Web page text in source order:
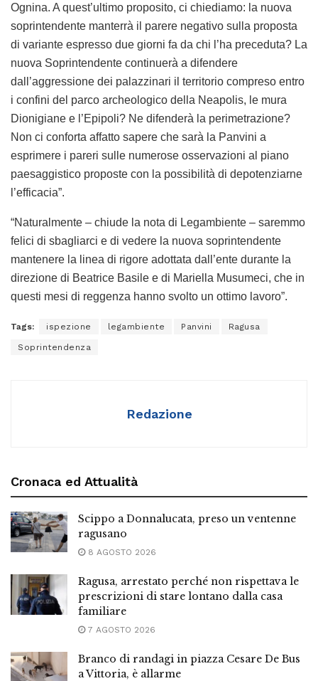
Ognina. A quest’ultimo proposito, ci chiediamo: la nuova
soprintendente manterrà il parere negativo sulla proposta
di variante espresso due giorni fa da chi l’ha preceduta? La
nuova Soprintendente continuerà a difendere
dall’aggressione dei palazzinari il territorio compreso entro
i confini del parco archeologico della Neapolis, le mura
Dionigiane e l’Epipoli? Ne difenderà la perimetrazione?
Non ci conforta affatto sapere che sarà la Panvini a
esprimere i pareri sulle numerose osservazioni al piano
paesaggistico proposte con la possibilità di depotenziarne
l’efficacia”.
“Naturalmente – chiude la nota di Legambiente – saremmo
felici di sbagliarci e di vedere la nuova soprintendente
mantenere la linea di rigore adottata dall’ente durante la
direzione di Beatrice Basile e di Mariella Musumeci, che in
questi mesi di reggenza hanno svolto un ottimo lavoro”.
Tags: ispezione legambiente Panvini Ragusa
Soprintendenza
Redazione
Cronaca ed Attualità
Scippo a Donnalucata, preso un ventenne
ragusano
8 AGOSTO 2026
Ragusa, arrestato perché non rispettava le
prescrizioni di stare lontano dalla casa
familiare
7 AGOSTO 2026
Branco di randagi in piazza Cesare De Bus
a Vittoria, è allarme